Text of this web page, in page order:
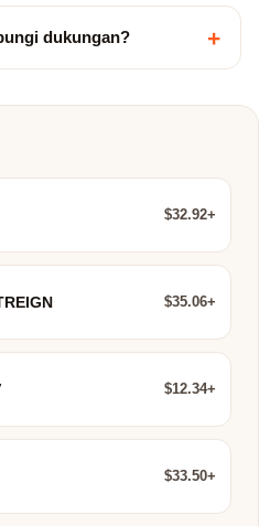
dukungan? +
$32.92+
$35.06+
$12.34+
$33.50+